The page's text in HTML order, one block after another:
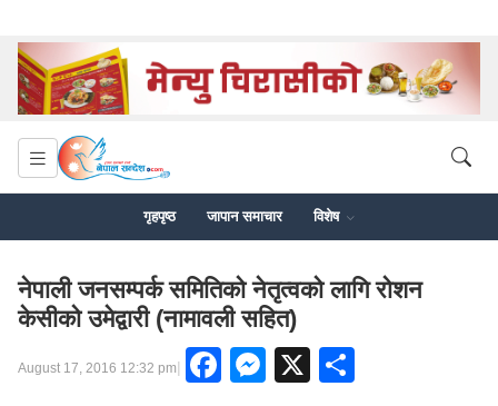
गृहपृष्ठ जापान समाचार विशेष
नेपाली जनसम्पर्क समितिको नेतृत्वको लागि रोशन
केसीको उमेद्वारी (नामावली सहित)
August 17, 2016 12:32 pm| Facebook
Messenger
X